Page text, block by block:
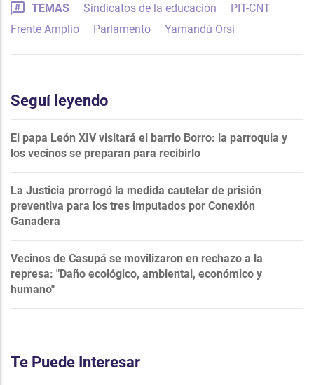
TEMAS Sindicatos de la educación
PIT-CNT
Frente Amplio
Parlamento Yamandú Orsi
Seguí leyendo
El papa León XIV visitará el barrio Borro: la parroquia y
los vecinos se preparan para recibirlo
La Justicia prorrogó la medida cautelar de prisión
preventiva para los tres imputados por Conexión
Ganadera
Vecinos de Casupá se movilizaron en rechazo a la
represa: "Daño ecológico, ambiental, económico y
humano"
Te Puede Interesar